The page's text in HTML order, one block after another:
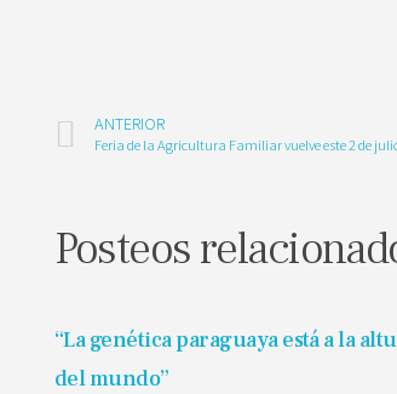
ANTERIOR
Feria de la Agricultura Familiar vuelve este 2 de
Posteos
“La genética paraguaya está a la
del mundo”